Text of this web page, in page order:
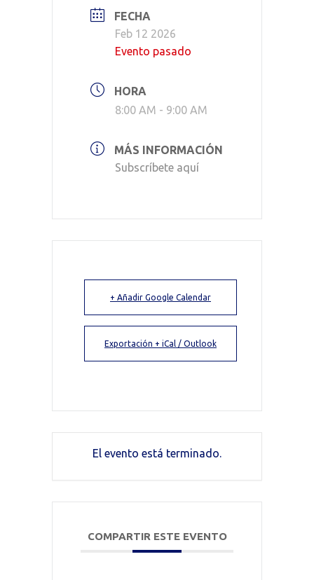
FECHA
Feb 12 2026
Evento pasado
HORA
8:00 AM - 9:00 AM
MÁS INFORMACIÓN
Subscríbete aquí
+ Añadir Google Calendar
Exportación + iCal / Outlook
El evento está terminado.
COMPARTIR ESTE EVENTO